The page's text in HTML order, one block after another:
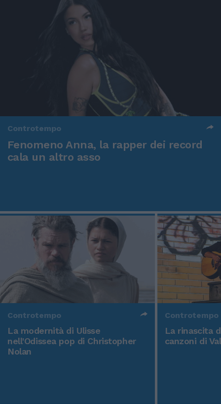
Controtempo
Fenomeno Anna, la rapper dei record
cala un altro asso
Controtempo
La modernità di Ulisse
nell'Odissea pop di Christopher
Nolan
Controtempo
La rinascita
canzoni di